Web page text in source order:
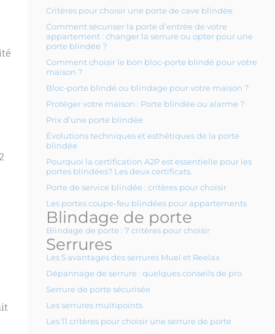
Critères pour choisir une porte de cave blindée
Comment sécuriser la porte d’entrée de votre
appartement : changer la serrure ou opter pour une
porte blindée ?
Comment choisir le bon bloc-porte blindé pour votre
maison ?
Bloc-porte blindé ou blindage pour votre maison ?
Protéger votre maison : Porte blindée ou alarme ?
Prix d’une porte blindée
Évolutions techniques et esthétiques de la porte
blindée
Pourquoi la certification A2P est essentielle pour les
portes blindées? Les deux certificats.
Porte de service blindée : critères pour choisir
Les portes coupe-feu blindées pour appartements
Blindage de porte
Blindage de porte : 7 critères pour choisir
Serrures
Les 5 avantages des serrures Muel et Reelax
Dépannage de serrure : quelques conseils de pro
Serrure de porte sécurisée
Les serrures multipoints
Les 11 critères pour choisir une serrure de porte